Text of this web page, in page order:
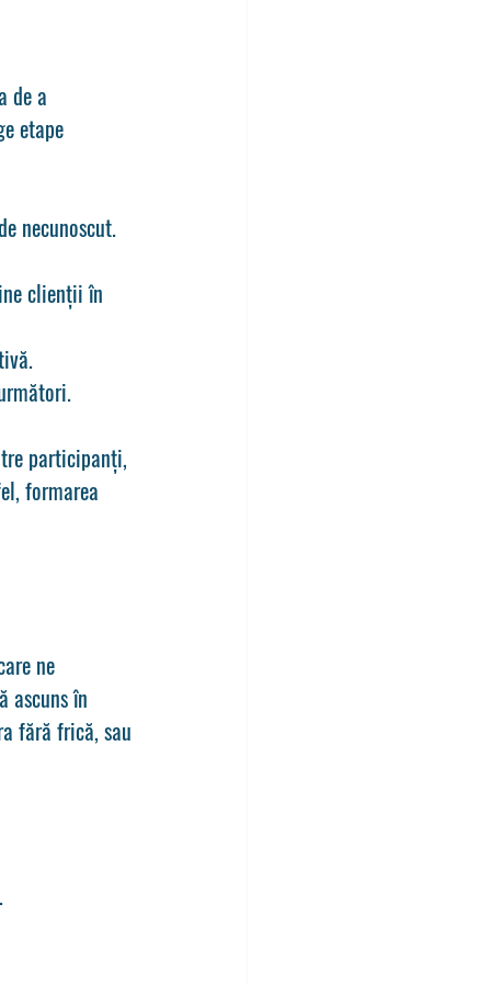
de a
etape
necunoscut.
clienții în
participanți,
formarea
ne
ascuns în
fără frică, sau